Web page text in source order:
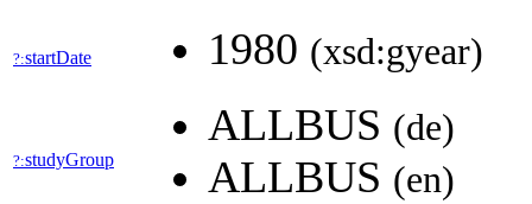
?:startDate 1980 (xsd:gyear)
?:studyGroup
ALLBUS (de)
ALLBUS (en)